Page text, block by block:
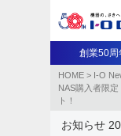
創業50周
HOME > I-O
NAS購入者限
ト！
お知らせ